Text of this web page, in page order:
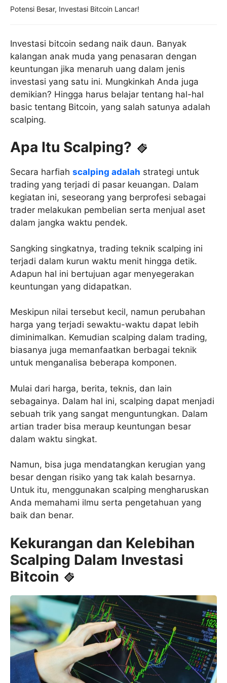
Investasi bitcoin sedang naik daun. Banyak
kalangan anak muda yang penasaran dengan
keuntungan jika menaruh uang dalam jenis
investasi yang satu ini. Mungkinkah Anda juga
demikian? Hingga harus belajar tentang hal-hal
basic tentang Bitcoin, yang salah satunya adalah
scalping.
Apa Itu Scalping?
Secara harfiah scalping adalah strategi untuk
trading yang terjadi di pasar keuangan. Dalam
kegiatan ini, seseorang yang berprofesi sebagai
trader melakukan pembelian serta menjual aset
dalam jangka waktu pendek.
Sangking singkatnya, trading teknik scalping ini
terjadi dalam kurun waktu menit hingga detik.
Adapun hal ini bertujuan agar menyegerakan
keuntungan yang didapatkan.
Meskipun nilai tersebut kecil, namun perubahan
harga yang terjadi sewaktu-waktu dapat lebih
diminimalkan. Kemudian scalping dalam trading,
biasanya juga memanfaatkan berbagai teknik
untuk menganalisa beberapa komponen.
Mulai dari harga, berita, teknis, dan lain
sebagainya. Dalam hal ini, scalping dapat menjadi
sebuah trik yang sangat menguntungkan. Dalam
artian trader bisa meraup keuntungan besar
dalam waktu singkat.
Namun, bisa juga mendatangkan kerugian yang
besar dengan risiko yang tak kalah besarnya.
Untuk itu, menggunakan scalping mengharuskan
Anda memahami ilmu serta pengetahuan yang
baik dan benar.
Kekurangan dan Kelebihan
Scalping Dalam Investasi
Bitcoin
Potensi Besar, Investasi Bitcoin Lancar!